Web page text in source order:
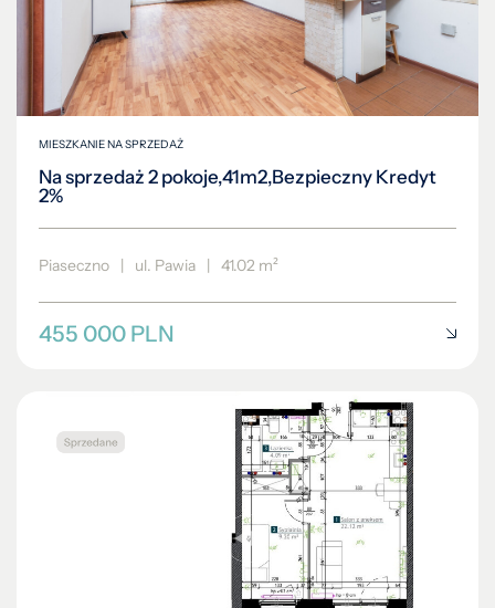
MIESZKANIE NA SPRZEDAŻ
Na sprzedaż 2 pokoje,41m2,Bezpieczny Kredyt
2%
Piaseczno | ul. Pawia | 41.02 m²
455 000 PLN